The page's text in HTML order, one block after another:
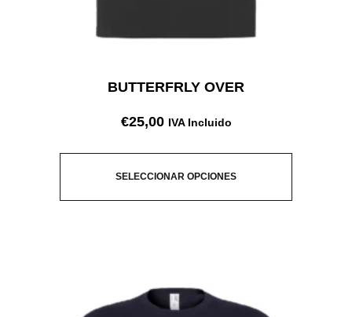
BUTTERFRLY OVER
€25,00 IVA Incluido
SELECCIONAR OPCIONES